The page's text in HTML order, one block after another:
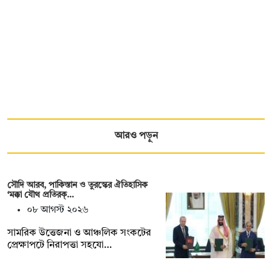
আরও পড়ুন
সৌদি আরব, পাকিস্তান ও তুরস্কের ঐতিহাসিক
‘মক্কা যৌথ প্রতিরক্…
০৮ আগস্ট ২০২৬
সামরিক উত্তেজনা ও আঞ্চলিক সংকটের
প্রেক্ষাপটে নিরাপত্তা সহযো…